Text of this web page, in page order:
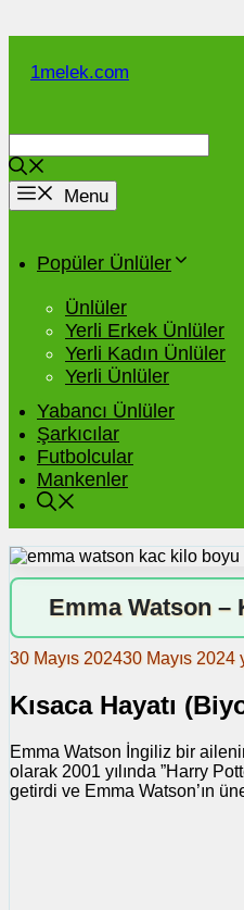
atla
1melek.com
Menu
Popüler Ünlüler
Ünlüler
Yerli Erkek Ünlüler
Yerli Kadın Ünlüler
Yerli Ünlüler
Yabancı Ünlüler
Şarkıcılar
Futbolcular
Mankenler
Emma Watson –
30 Mayıs 202430 Mayıs 2024
Kısaca Hayatı
Emma Watson İngiliz bir
olarak 2001 yılında ”Harry
getirdi ve Emma Watson’ın